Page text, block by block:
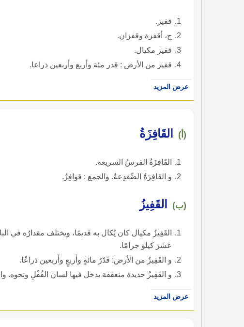
قفيز.
ج، أقفزة وقفزان.
قفيز مكيال.
قفيز من الأرض : قدر مئة وأربع وأربعين ذراعا.
عرض المزيد
(أ) القَافِزَةُ
القَافِزَةُ الفرسُ السريعة.
و القَافِزَةُ الضِّفدِعةُ. والجمع : قوافِزُ.
(ب) القَفِيزُ
القَفِيزُ مكيال كان يُكال به قديمًا، ويختلف مقدارُه في
عَشَرَ كيلو جرامًا.
و القَفِيزُ من الأرض: قَدْرُ مائةٍ وأَربعٍ وأَربعين ذراعًا.
و القَفِيزُ حديدة منعقفة يدخل فيها لسان القُفْلِ ونحوه.
عرض المزيد